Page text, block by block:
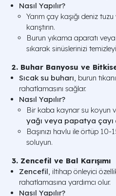
Nasıl Yapılır?
Yarım çay kaşığı deniz
karıştırın.
Burun yıkama aparatı
sıkarak sinüslerinizi
2. Buhar Banyosu ve
Sıcak su buharı, burun
rahatlamasını sağlar.
Nasıl Yapılır?
Bir kaba kaynar su koyun
yağı veya papatya çayı
Başınızı havlu ile örtüp
soluyun.
3. Zencefil ve Bal Karışımı
Zencefil, iltihap önleyici
rahatlamasına yardımcı olur.
Nasıl Yapılır?